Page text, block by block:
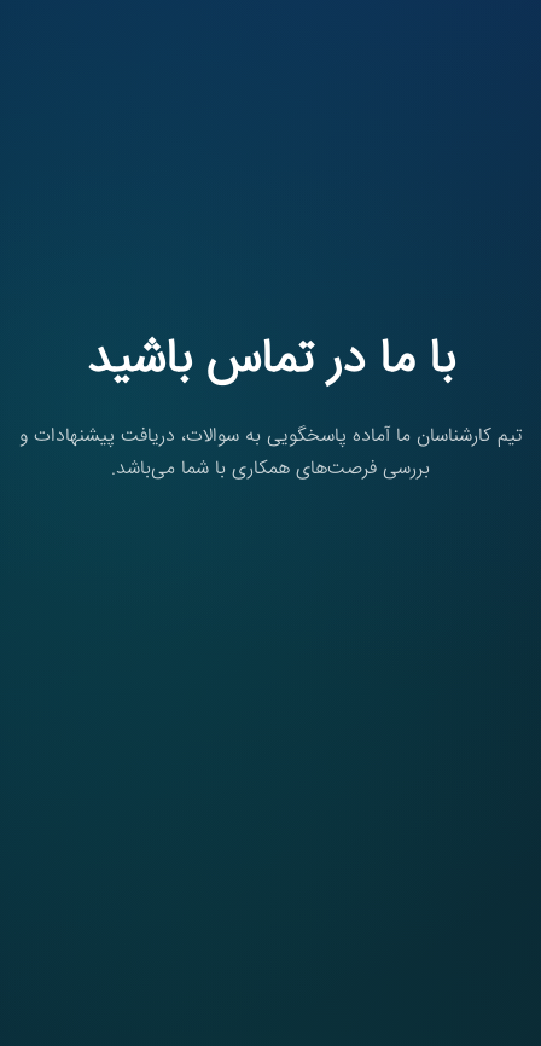
با ما در تماس باشید
تیم کارشناسان ما آماده پاسخگویی به سوالات، دریافت پیشنهادات و
بررسی فرصت‌های همکاری با شما می‌باشد.